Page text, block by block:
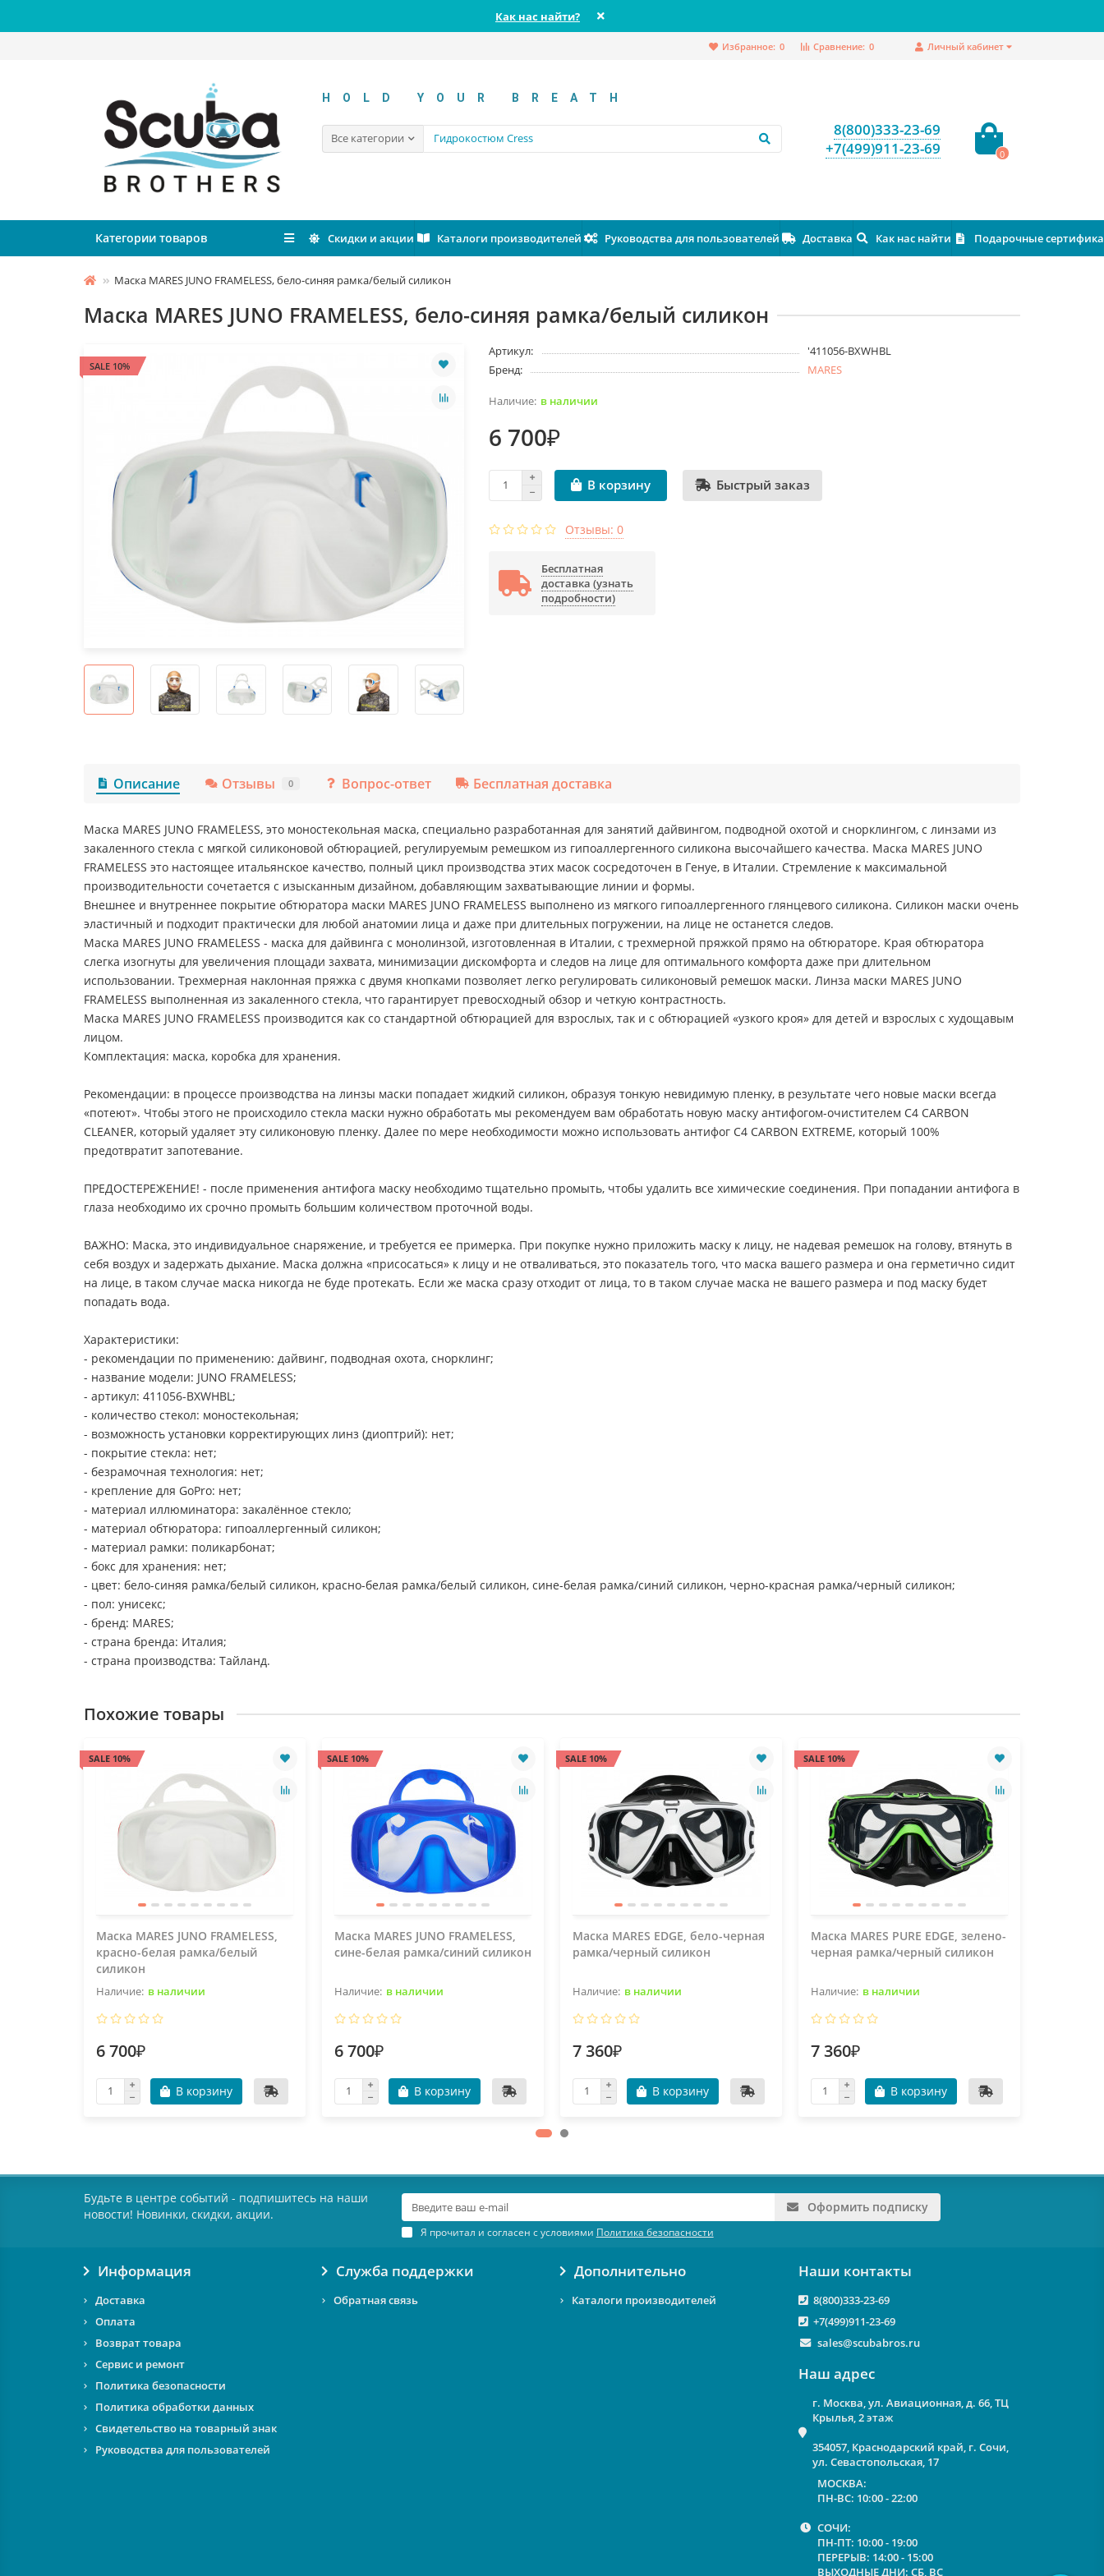
Как нас найти?
Личный кабинет
Сравнение: 0
Избранное: 0
HOLD YOUR BREATH
Все категории
8(800)333-23-69
+7(499)911-23-69
0
Категории товаров Скидки и акции Каталоги производителей Руководства для пользователей Доставка Как нас найти Подарочные
Маска MARES JUNO FRAMELESS, бело-синяя рамка/белый силикон
Маска MARES JUNO FRAMELESS, бело-синяя рамка/белый силикон
SALE 10%
Артикул:
'411056-BXWHBL
Бренд:
MARES
в наличии
6 700₽
В корзину Быстрый заказ
Отзывы: 0
Бесплатная
доставка (узнать
подробности)
Описание Отзывы 0 Вопрос-ответ Бесплатная доставка
Маска MARES JUNO FRAMELESS, это моностекольная маска, специально разработанная для занятий дайвингом, подводной охотой и снорклингом, с линзами из
закаленного стекла с мягкой силиконовой обтюрацией, регулируемым ремешком из гипоаллергенного силикона высочайшего качества. Маска MARES JUNO
FRAMELESS это настоящее итальянское качество, полный цикл производства этих масок сосредоточен в Генуе, в Италии. Стремление к максимальной
производительности сочетается с изысканным дизайном, добавляющим захватывающие линии и формы.
Внешнее и внутреннее покрытие обтюратора маски MARES JUNO FRAMELESS выполнено из мягкого гипоаллергенного глянцевого силикона. Силикон маски очень
эластичный и подходит практически для любой анатомии лица и даже при длительных погружении, на лице не останется следов.
Маска MARES JUNO FRAMELESS - маска для дайвинга с монолинзой, изготовленная в Италии, с трехмерной пряжкой прямо на обтюраторе. Края обтюратора
слегка изогнуты для увеличения площади захвата, минимизации дискомфорта и следов на лице для оптимального комфорта даже при длительном
использовании. Трехмерная наклонная пряжка с двумя кнопками позволяет легко регулировать силиконовый ремешок маски. Линза маски MARES JUNO
FRAMELESS выполненная из закаленного стекла, что гарантирует превосходный обзор и четкую контрастность.
Маска MARES JUNO FRAMELESS производится как со стандартной обтюрацией для взрослых, так и с обтюрацией «узкого кроя» для детей и взрослых с худощавым
лицом.
Комплектация: маска, коробка для хранения.
Рекомендации: в процессе производства на линзы маски попадает жидкий силикон, образуя тонкую невидимую пленку, в результате чего новые маски всегда
«потеют». Чтобы этого не происходило стекла маски нужно обработать мы рекомендуем вам обработать новую маску антифогом-очистителем C4 CARBON
CLEANER, который удаляет эту силиконовую пленку. Далее по мере необходимости можно использовать антифог C4 CARBON EXTREME, который 100%
предотвратит запотевание.
ПРЕДОСТЕРЕЖЕНИЕ! - после применения антифога маску необходимо тщательно промыть, чтобы удалить все химические соединения. При попадании антифога в
глаза необходимо их срочно промыть большим количеством проточной воды.
ВАЖНО: Маска, это индивидуальное снаряжение, и требуется ее примерка. При покупке нужно приложить маску к лицу, не надевая ремешок на голову, втянуть в
себя воздух и задержать дыхание. Маска должна «присосаться» к лицу и не отваливаться, это показатель того, что маска вашего размера и она герметично сидит
на лице, в таком случае маска никогда не буде протекать. Если же маска сразу отходит от лица, то в таком случае маска не вашего размера и под маску будет
попадать вода.
Характеристики:
- рекомендации по применению: дайвинг, подводная охота, снорклинг;
- название модели: JUNO FRAMELESS;
- артикул: 411056-BXWHBL;
- количество стекол: моностекольная;
- возможность установки корректирующих линз (диоптрий): нет;
- покрытие стекла: нет;
- безрамочная технология: нет;
- крепление для GoPro: нет;
- материал иллюминатора: закалённое стекло;
- материал обтюратора: гипоаллергенный силикон;
- материал рамки: поликарбонат;
- бокс для хранения: нет;
- цвет: бело-синяя рамка/белый силикон, красно-белая рамка/белый силикон, сине-белая рамка/синий силикон, черно-красная рамка/черный силикон;
- пол: унисекс;
- бренд: MARES;
- страна бренда: Италия;
- страна производства: Тайланд.
Похожие товары
SALE 10%
Маска MARES JUNO FRAMELESS,
красно-белая рамка/белый
силикон
в наличии
6 700₽
В корзину
SALE 10%
Маска MARES JUNO FRAMELESS,
сине-белая рамка/синий силикон
в наличии
6 700₽
В корзину
SALE 10%
Маска MARES EDGE, бело-черная
рамка/черный силикон
в наличии
7 360₽
В корзину
SALE 10%
Маска MARES PURE EDGE, зелено-
черная рамка/черный силикон
в наличии
7 360₽
В корзину
Будьте в центре событий - подпишитесь на наши
новости! Новинки, скидки, акции.
Оформить подписку
Я прочитал и согласен с условиями Политика безопасности
Информация
Доставка
Оплата
Возврат товара
Сервис и ремонт
Политика безопасности
Политика обработки данных
Свидетельство на товарный знак
Руководства для пользователей
Служба поддержки
Обратная связь
Дополнительно
Каталоги производителей
Наши контакты
8(800)333-23-69
+7(499)911-23-69
sales@scubabros.ru
Наш адрес
г. Москва, ул. Авиационная, д. 66, ТЦ
Крылья, 2 этаж
354057, Краснодарский край, г. Сочи,
ул. Севастопольская, 17
МОСКВА:
ПН-ВС: 10:00 - 22:00
СОЧИ:
ПН-ПТ: 10:00 - 19:00
ПЕРЕРЫВ: 14:00 - 15:00
ВЫХОДНЫЕ ДНИ: СБ, ВС